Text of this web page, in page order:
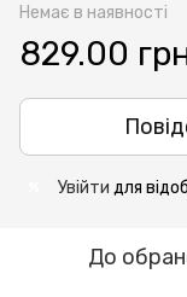
Немає в наявності
829.00
Увійти для
До